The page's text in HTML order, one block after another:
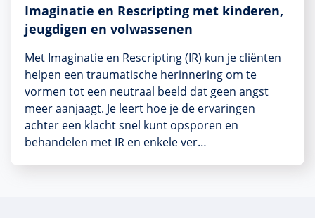
Imaginatie en Rescripting met kinderen,
jeugdigen en volwassenen
Met Imaginatie en Rescripting (IR) kun je cliënten
helpen een traumatische herinnering om te
vormen tot een neutraal beeld dat geen angst
meer aanjaagt. Je leert hoe je de ervaringen
achter een klacht snel kunt opsporen en
behandelen met IR en enkele ver…